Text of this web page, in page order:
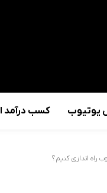
یوتیوب کسب درآمد
راه اندازی کنیم؟